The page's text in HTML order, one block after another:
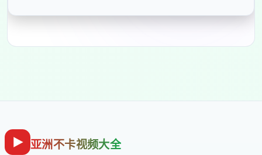
亚洲不卡视频大全